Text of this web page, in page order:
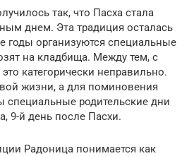
так, что Пасха стала
днем. Эта традиция осталась
годы организуются специальные
на кладбища. Между тем, с
категорически неправильно.
жизни, а для поминовения
специальные родительские дни
9-й день после Пасхи.
Радоница понимается как